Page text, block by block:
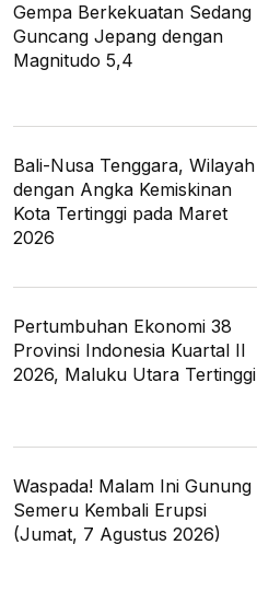
Gempa Berkekuatan Sedang
Guncang Jepang dengan
Magnitudo 5,4
Bali-Nusa Tenggara, Wilayah
dengan Angka Kemiskinan
Kota Tertinggi pada Maret
2026
Pertumbuhan Ekonomi 38
Provinsi Indonesia Kuartal II
2026, Maluku Utara Tertinggi
Waspada! Malam Ini Gunung
Semeru Kembali Erupsi
(Jumat, 7 Agustus 2026)